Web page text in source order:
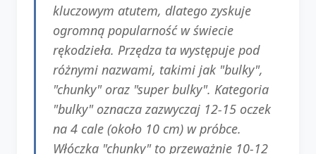
kluczowym atutem, dlatego zyskuje
ogromną popularność w świecie
rękodzieła. Przędza ta występuje pod
różnymi nazwami, takimi jak "bulky",
"chunky" oraz "super bulky". Kategoria
"bulky" oznacza zazwyczaj 12-15 oczek
na 4 cale (około 10 cm) w próbce.
Włóczka "chunky" to przeważnie 10-12